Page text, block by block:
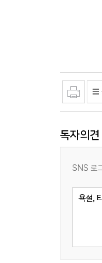
독자의견
SNS 로